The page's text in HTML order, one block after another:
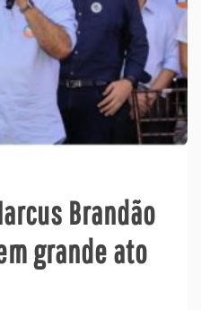
Brandão
grande ato